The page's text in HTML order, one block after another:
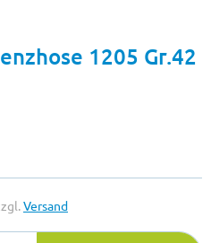
1205 Gr.42
Versand